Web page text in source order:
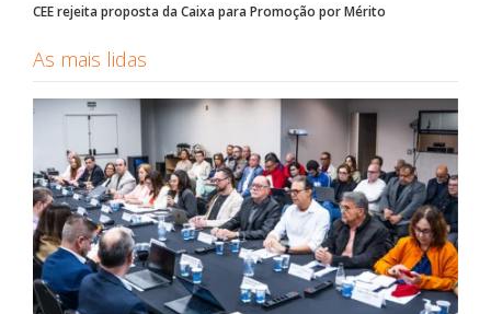
CEE rejeita proposta da Caixa para Promoção por Mérito
As mais lidas